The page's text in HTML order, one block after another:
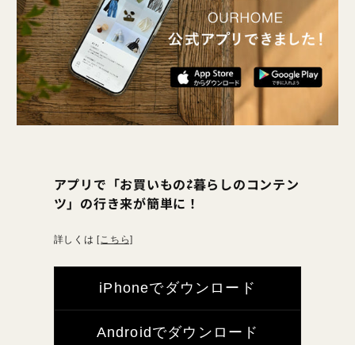
アプリで「お買いもの⇄暮らしのコンテン
ツ」の行き来が簡単に！
詳しくは[こちら]
iPhoneでダウンロード
Androidでダウンロード